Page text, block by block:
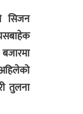
सिजन
तुलना